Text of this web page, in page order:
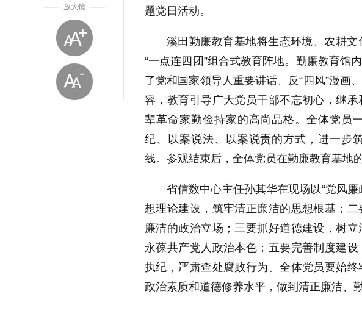
放大镜
题党日活动。
溪田勤廉教育基地将生态环境、农耕
“一点连四团”组合式教育阵地。勤廉教育馆
了党和国家领导人重要讲话、反“四风”漫画
容，教育引导广大党员干部不忘初心，继
辈革命家勤俭持家的高尚品格。全体党员
纪、以案说法、以案说责的方式，进一步
线。参观结束后，全体党员在勤廉教育基地
省信数中心主任孙其华在现场以“党风
想理论建设，筑牢清正廉洁的思想根基；
廉洁的政治立场；三要抓好道德建设，树
永葆共产党人政治本色；五要完善制度建
执纪，严肃查处腐败行为。全体党员要始
政治素质和道德修养水平，做到清正廉洁、